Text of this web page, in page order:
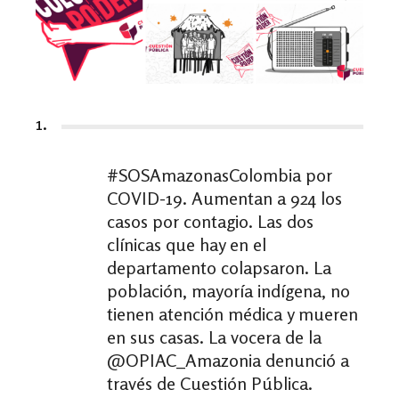
1.
#SOSAmazonasColombiapor
COVID-19. Aumentan a 924 los
casos por contagio. Las dos
clínicas que hay en el
departamento colapsaron. La
población, mayoría indígena, no
tienen atención médica y mueren
en sus casas. La vocera de la
@OPIAC_Amazonia denunció a
través de Cuestión Pública.